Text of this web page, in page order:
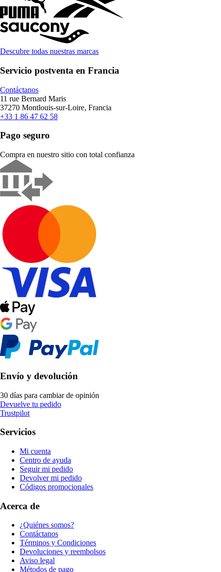
Descubre todas nuestras marcas
Servicio postventa en Francia
Contáctanos
11 rue Bernard Maris
37270 Montlouis-sur-Loire, Francia
+33 1 86 47 62 58
Pago seguro
Compra en nuestro sitio con total confianza
Envío y devolución
30 días para cambiar de opinión
Devuelve tu pedido
Trustpilot
Servicios
Mi cuenta
Centro de ayuda
Seguir mi pedido
Devolver mi pedido
Códigos promocionales
Acerca de
¿Quiénes somos?
Contáctanos
Términos y Condiciones
Devoluciones y reembolsos
Aviso legal
Métodos de pago